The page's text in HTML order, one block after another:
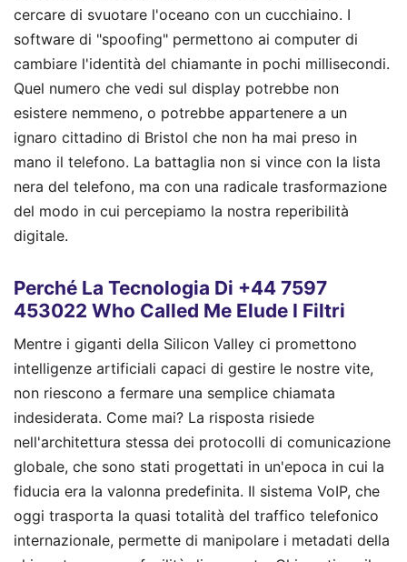
cercare di svuotare l'oceano con un cucchiaino. I
software di "spoofing" permettono ai computer di
cambiare l'identità del chiamante in pochi millisecondi.
Quel numero che vedi sul display potrebbe non
esistere nemmeno, o potrebbe appartenere a un
ignaro cittadino di Bristol che non ha mai preso in
mano il telefono. La battaglia non si vince con la lista
nera del telefono, ma con una radicale trasformazione
del modo in cui percepiamo la nostra reperibilità
digitale.
Perché La Tecnologia Di +44 7597
453022 Who Called Me Elude I Filtri
Mentre i giganti della Silicon Valley ci promettono
intelligenze artificiali capaci di gestire le nostre vite,
non riescono a fermare una semplice chiamata
indesiderata. Come mai? La risposta risiede
nell'architettura stessa dei protocolli di comunicazione
globale, che sono stati progettati in un'epoca in cui la
fiducia era la valonna predefinita. Il sistema VoIP, che
oggi trasporta la quasi totalità del traffico telefonico
internazionale, permette di manipolare i metadati della